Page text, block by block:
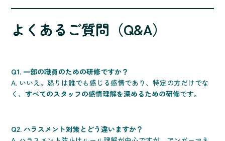
よくあるご質問（Q&A）
Q1. 一部の職員のための研修ですか？
A. いいえ。怒りは誰でも感じる感情であり、特定の方だけでな
く、すべてのスタッフの感情理解を深めるための研修です。
Q2. ハラスメント対策とどう違いますか？